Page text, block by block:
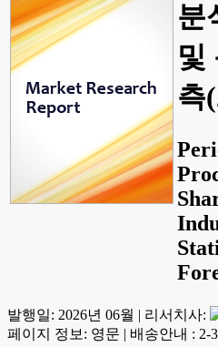
분
및
측
발행일: 2026년 06월 | 리서치사:
페이지 정보: 영문 | 배송안내 : 2-